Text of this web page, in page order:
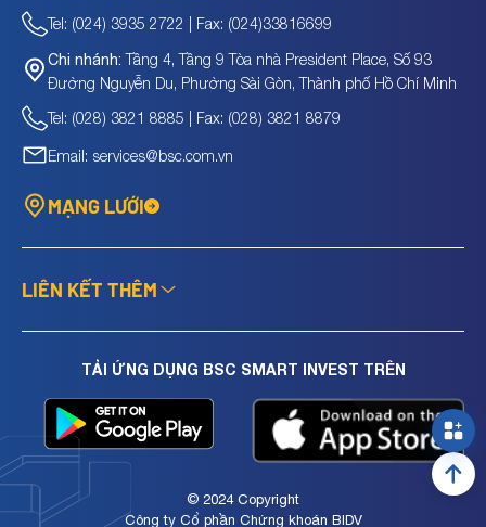
Tel: (024) 3935 2722 | Fax: (024)33816699
Chi nhánh: Tầng 4, Tầng 9 Tòa nhà President Place, Số 93
Đường Nguyễn Du, Phường Sài Gòn, Thành phố Hồ Chí Minh
Tel: (028) 3821 8885 | Fax: (028) 3821 8879
Email: services@bsc.com.vn
MẠNG LƯỚI
LIÊN KẾT THÊM
TẢI ỨNG DỤNG BSC SMART INVEST TRÊN
© 2024 Copyright
Công ty Cổ phần Chứng khoán BIDV